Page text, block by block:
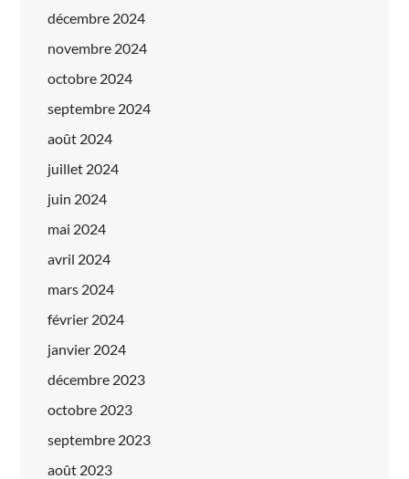
décembre 2024
novembre 2024
octobre 2024
septembre 2024
août 2024
juillet 2024
juin 2024
mai 2024
avril 2024
mars 2024
février 2024
janvier 2024
décembre 2023
octobre 2023
septembre 2023
août 2023